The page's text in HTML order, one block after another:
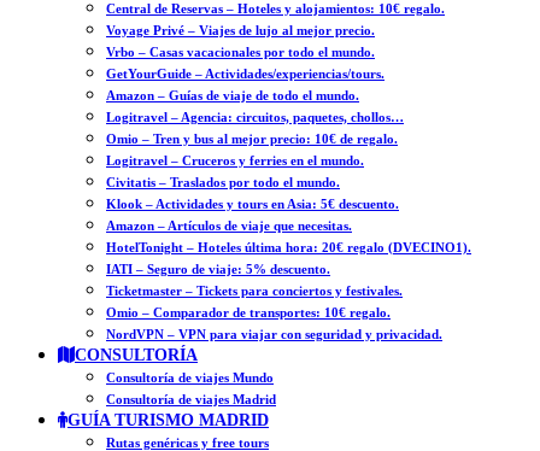
Central de Reservas – Hoteles y alojamientos: 10€ regalo.
Voyage Privé – Viajes de lujo al mejor precio.
Vrbo – Casas vacacionales por todo el mundo.
GetYourGuide – Actividades/experiencias/tours.
Amazon – Guías de viaje de todo el mundo.
Logitravel – Agencia: circuitos, paquetes, chollos…
Omio – Tren y bus al mejor precio: 10€ de regalo.
Logitravel – Cruceros y ferries en el mundo.
Civitatis – Traslados por todo el mundo.
Klook – Actividades y tours en Asia: 5€ descuento.
Amazon – Artículos de viaje que necesitas.
HotelTonight – Hoteles última hora: 20€ regalo (DVECINO1).
IATI – Seguro de viaje: 5% descuento.
Ticketmaster – Tickets para conciertos y festivales.
Omio – Comparador de transportes: 10€ regalo.
NordVPN – VPN para viajar con seguridad y privacidad.
CONSULTORÍA
Consultoría de viajes Mundo
Consultoría de viajes Madrid
GUÍA TURISMO MADRID
Rutas genéricas y free tours